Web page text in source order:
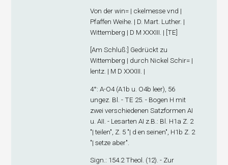
Von der win= | ckelmesse vnd |
Pfaffen Weihe. | D. Mart. Luther. |
Wittemberg | D M XXXIII. | [TE]
[Am Schluß:] Gedrückt zu
Wittemberg | durch Nickel Schir= |
lentz. | M D XXXIII. |
4°: A-O4(A1b u. O4b leer), 56
ungez. Bl. - TE 25. - Bogen H mit
zwei verschiedenen Satzformen AI
u. AII . - Lesarten AI z.B.: Bl. H1a Z. 2
"| teilen", Z. 5 "| d en seinen", H1b Z. 2
"| setze aber".
Sign.: 154.2 Theol. (12). - Zur